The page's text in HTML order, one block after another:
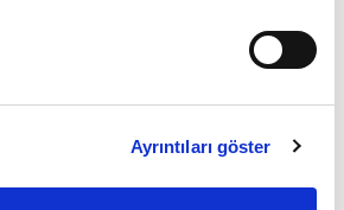
Ayrıntıları göster